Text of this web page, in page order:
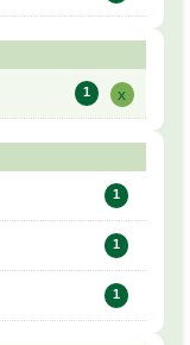
1 x
1
1
1